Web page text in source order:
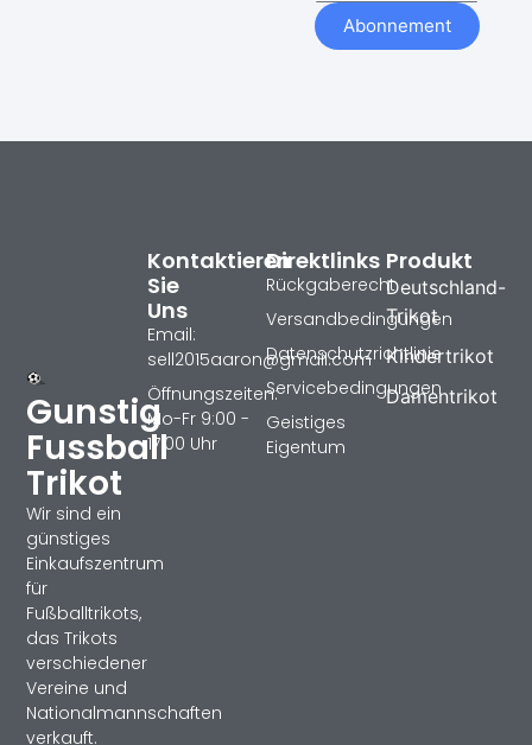
Abonnement
Gunstig
Fussball
Trikot
Wir sind ein
günstiges
Einkaufszentrum
für
Fußballtrikots,
das Trikots
verschiedener
Vereine und
Nationalmannschaften
verkauft.
Produkt
Deutschland-
Trikot
Kindertrikot
Damentrikot
Direktlinks
Rückgaberecht
Versandbedingungen
Datenschutzrichtlinie
Servicebedingungen
Geistiges
Eigentum
Kontaktieren
Sie
Uns
Email:
sell2015aaron@gmail.com
Öffnungszeiten:
Mo-Fr 9:00 -
17:00 Uhr